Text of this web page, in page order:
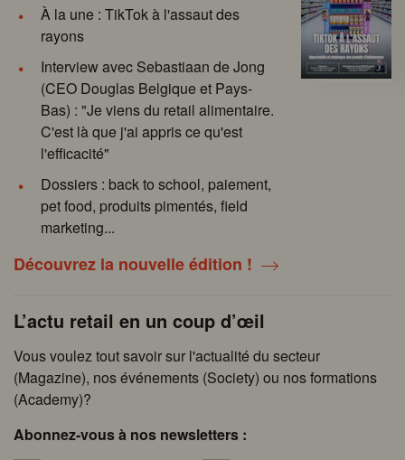
À la une : TikTok à l'assaut des
rayons
Interview avec Sebastiaan de Jong
(CEO Douglas Belgique et Pays-
Bas) : "Je viens du retail alimentaire.
C'est là que j'ai appris ce qu'est
l'efficacité"
Dossiers : back to school, paiement,
pet food, produits pimentés, field
marketing...
Découvrez la nouvelle édition !
L’actu retail en un coup d’œil
Vous voulez tout savoir sur l'actualité du secteur
(Magazine), nos événements (Society) ou nos formations
(Academy)?
Abonnez-vous à nos newsletters :